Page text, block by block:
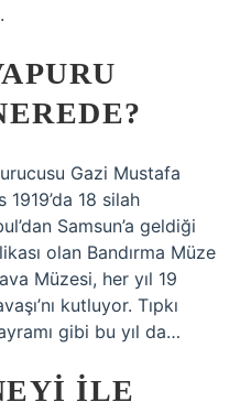
Gazi Mustafa
1919’da 18 silah
Samsun’a geldiği
olan Bandırma Müze
Müzesi, her yıl 19
kutluyor. Tıpkı
gibi bu yıl da…
ILE